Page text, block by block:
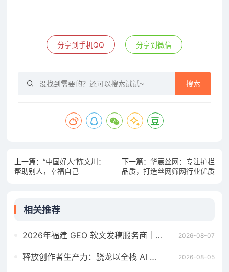
分享到手机QQ 分享到微信
搜索
上一篇： “中国好人”陈文川：
帮助别人，幸福自己
下一篇：华宸丝网：专注护栏
品质，打造丝网筛网行业优质
相关推荐
2026年福建 GEO 软文发稿服务商｜慧品宣：以 AI 技术赋能品牌全域传播 2026-08-07
释放创作者生产力：骁龙以全栈 AI 技术，打开移动游戏全新周期 2026-08-05